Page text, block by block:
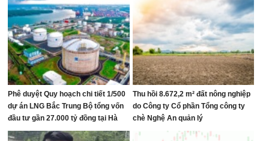
Phê duyệt Quy hoạch chi tiết 1/500
dự án LNG Bắc Trung Bộ tổng vốn
đầu tư gần 27.000 tỷ đồng tại Hà
Tĩnh
Thu hồi 8.672,2 m² đất nông nghiệp
do Công ty Cổ phần Tổng công ty
chè Nghệ An quản lý